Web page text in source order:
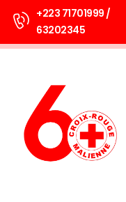
+223 71701999 /
63202345